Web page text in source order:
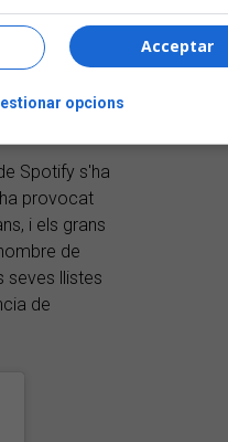
i capitalista
això fa
i Spotify.
el
Spotify s'ha
provocat
i els grans
de
seves llistes
de
Acceptar
opcions